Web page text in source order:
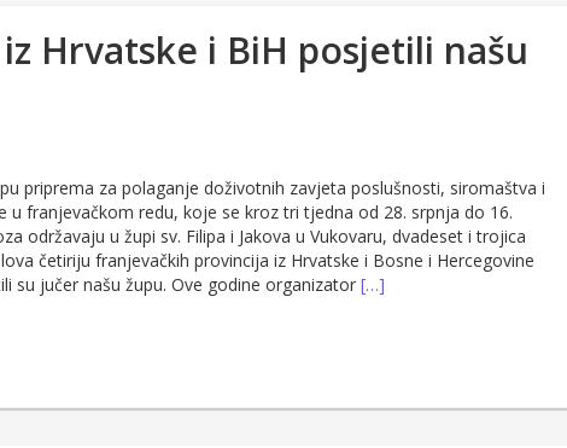
Hrvatske i BiH posjetili našu
priprema za polaganje doživotnih zavjeta poslušnosti, siromaštva i
u franjevačkom redu, koje se kroz tri tjedna od 28. srpnja do 16.
održavaju u župi sv. Filipa i Jakova u Vukovaru, dvadeset i trojica
četiriju franjevačkih provincija iz Hrvatske i Bosne i Hercegovine
su jučer našu župu. Ove godine organizator […]